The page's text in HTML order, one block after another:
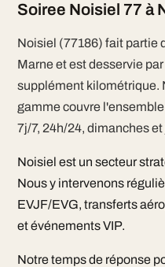
Soiree Noisiel 77 à
Noisiel (77186) fait partie
Marne et est desservie
supplément kilométrique.
gamme couvre
7j/7, 24h/24, dimanches
Noisiel est un secteur
Nous y intervenons
EVJF/EVG, transferts
et événements VIP.
Notre temps de réponse